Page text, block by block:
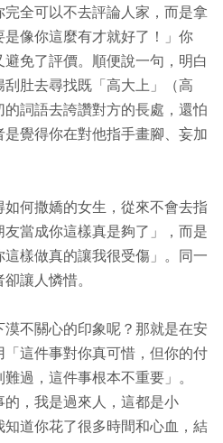
全可以不去評論人家，而是拿
像你這麼有才就好了！」你
免了評價。順便說一句，明白
肚去尋找既「高大上」（高
詞語去誇讚對方的長處，還怕
覺得你在對他指手畫腳、妄加
何撒嬌的女生，從來不會去指
當成你這樣真是夠了」，而是
樣做真的讓我很受傷」。同一
讓人憐惜。
不關心的印象呢？那就是在安
這件事對你真可惜，但你的付
過，這件事根本不重要」。
，我是過來人，這都是小
道你花了很多時間和心血，結